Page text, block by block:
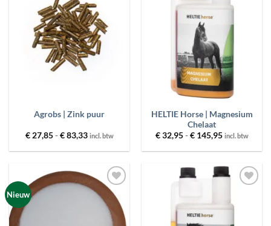
BESCHIKBAARHEID
PRODUCT GEWICHT
FILTER RESET
wenslijst
Agrobs | Zink puur
€27,85 - €83,33Prijsklasse:
tot
incl. btw
HELTIE Horse | Magnesium
Chelaat
€32,95 - €145,95Prijsklasse:
tot
incl. btw
Nieuw
Toevoegen
aan
wenslijst
wenslijst